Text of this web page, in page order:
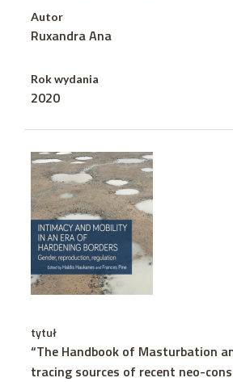
Autor
Ruxandra Ana
Rok wydania
2020
tytuł
“The Handbook of Masturbation
tracing sources of recent neo-